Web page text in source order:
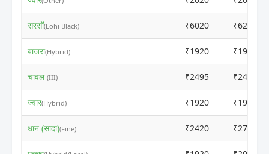
सरसों(Lohi Black) ₹6020 ₹6200
बाजरा(Hybrid) ₹1920 ₹1920
चावल (III) ₹2495 ₹2485
ज्वार(Hybrid) ₹1920 ₹1950
धान (सादा)(Fine) ₹2420 ₹2700